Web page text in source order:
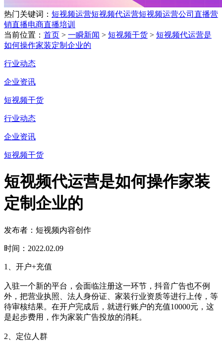
热门关键词： 短视频运营短视频代运营短视频运营公司 直播营
销直播电商直播培训
当前位置： 首页 > 一瞬新闻 > 短视频干货 > 短视频代运营是
如何操作家装定制企业的
行业动态
企业资讯
短视频干货
行业动态
企业资讯
短视频干货
短视频代运营是如何操作家装
定制企业的
发布者：短视频内容创作
时间：2022.02.09
1、开户+充值
入驻一个新的平台，会面临注册这一环节，抖音广告也不例
外，把营业执照、法人身份证、家装行业资质等进行上传，等
待审核结果。在开户完成后，就进行账户的充值10000元，这
是起步费用，作为家装广告投放的消耗。
2、定位人群